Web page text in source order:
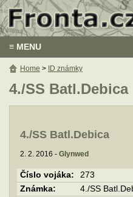
≡ MENU
4./SS Batl.Debica
4./SS Batl.Debica
2. 2. 2016 - Glynwed
Číslo vojáka:
273
Známka:
4./SS
Home > ID známky